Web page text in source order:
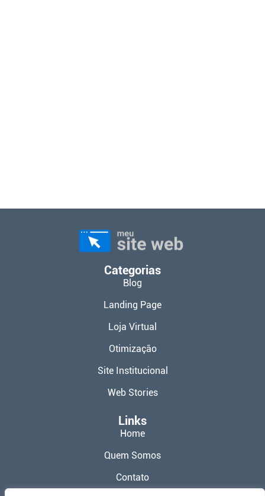
Categorias
Blog
Landing Page
Loja Virtual
Otimização
Site Institucional
Web Stories
Links
Home
Quem Somos
Contato